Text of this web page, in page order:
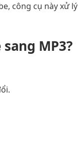
công cụ này xử lý
MP3?